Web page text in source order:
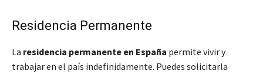
Residencia Permanente
La residencia permanente en España permite vivir y
trabajar en el país indefinidamente. Puedes solicitarla